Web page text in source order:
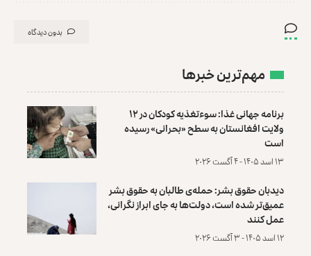
بدون دیدگاه
مهم‌ترین خبرها
برنامه جهانی غذا: سوءتغذیه کودکان در ۱۲
ولایت افغانستان به سطح «بحرانی» رسیده
است
۱۳ اسد ۱۴۰۵ - ۴ آگست ۲۰۲۶
دیدبان حقوق بشر: حمله‌ی طالبان به حقوق بشر
عمیق‌تر شده است، دولت‌ها به جای ابراز نگرانی،
عمل کنند
۱۲ اسد ۱۴۰۵ - ۳ آگست ۲۰۲۶